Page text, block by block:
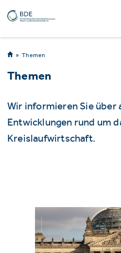
Themen
Themen
Wir informieren Sie über
Entwicklungen rund um
Kreislaufwirtschaft.